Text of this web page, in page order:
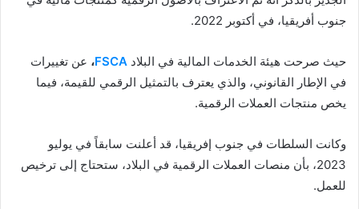
جنوب أفريقيا، في أكتوبر 2022.
حيث صرحت هيئة الخدمات المالية في البلاد FSCA، عن تغييرات
في الإطار القانوني، والذي يعترف بالتمثيل الرقمي للقيمة، فيما
يخص منتجات العملات الرقمية.
وكانت السلطات في جنوب إفريقيا، قد أعلنت سابقاً في يوليو
2023، بأن منصات العملات الرقمية في البلاد، ستحتاج إلى ترخيص
للعمل.